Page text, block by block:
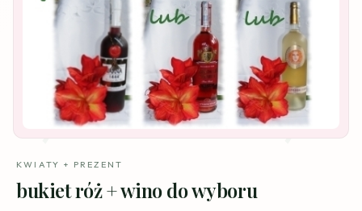
KWIATY + PREZENT
bukiet róż + wino do wyboru